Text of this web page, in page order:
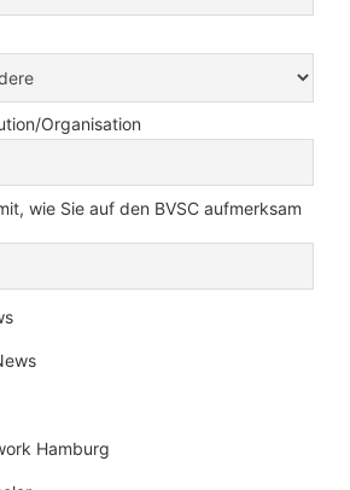
Organisation
wie Sie auf den BVSC aufmerksam
Hamburg